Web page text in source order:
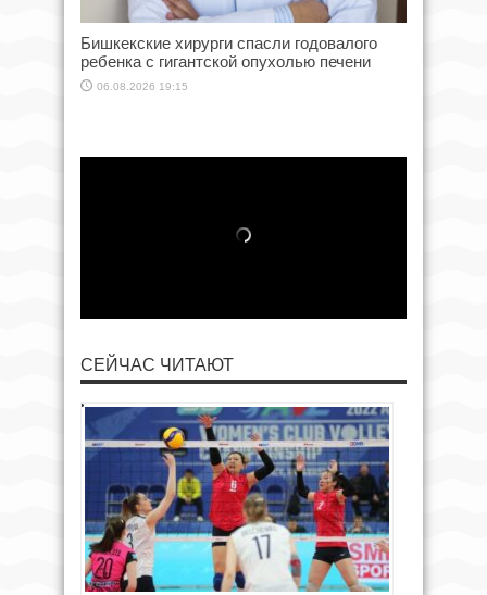
Бишкекские хирурги спасли годовалого
ребенка с гигантской опухолью печени
06.08.2026 19:15
СЕЙЧАС ЧИТАЮТ